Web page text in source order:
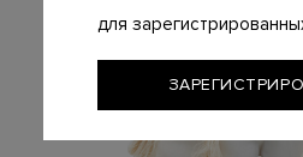
для